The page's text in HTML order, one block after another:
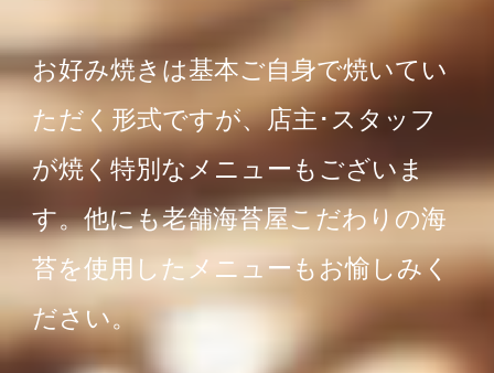
お好み焼きは基本ご自身で焼いてい
ただく形式ですが、店主･スタッフ
が焼く特別なメニューもございま
す。他にも老舗海苔屋こだわりの海
苔を使用したメニューもお愉しみく
ださい。